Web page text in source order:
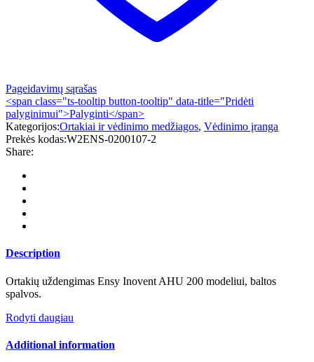
Pageidavimų sąrašas
<span class="ts-tooltip button-tooltip" data-title="Pridėti
palyginimui">Palyginti</span>
Kategorijos:Ortakiai ir vėdinimo medžiagos, Vėdinimo įranga
Prekės kodas:W2ENS-0200107-2
Share:
Description
Ortakių uždengimas Ensy Inovent AHU 200 modeliui, baltos
spalvos.
Rodyti daugiau
Additional information